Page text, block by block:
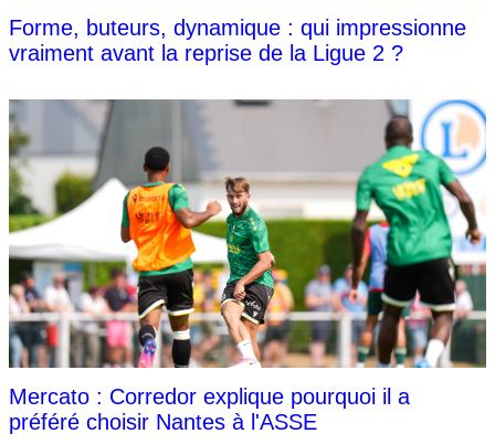
Forme, buteurs, dynamique : qui impressionne
vraiment avant la reprise de la Ligue 2 ?
Mercato : Corredor explique pourquoi il a
préféré choisir Nantes à l'ASSE